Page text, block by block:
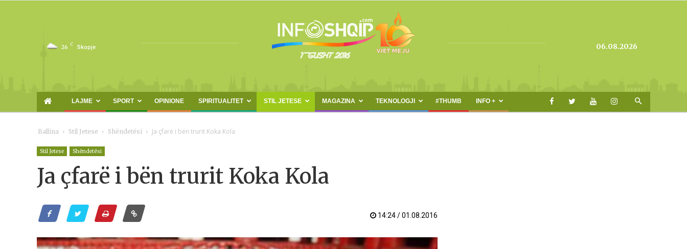
26 C Skopje
INFOSHQIP.COM
06.08.2026
LAJME SPORT OPINIONE SPIRITUALITET STIL JETESE MAGAZINA TEKNOLOGJI #THUMB INFO +
Ballina Stil Jetese Shëndetësi Ja çfarë i bën trurit Koka Kola
Stil Jetese Shëndetësi
Ja çfarë i bën trurit Koka Kola
14:24 / 01.08.2016